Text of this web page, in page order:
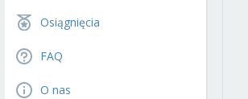
Osiągnięcia
FAQ
O nas